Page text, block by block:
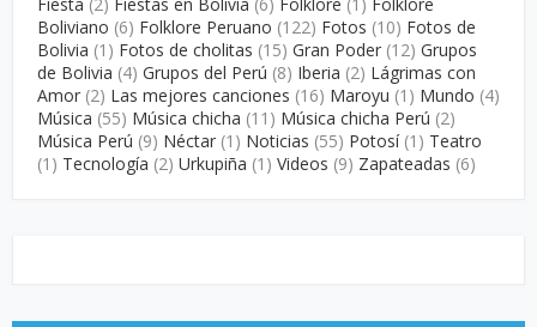
Boliviano (6) Folklore Peruano (122) Fotos (10) Fotos de
Bolivia (1) Fotos de cholitas (15) Gran Poder (12) Grupos
de Bolivia (4) Grupos del Perú (8) Iberia (2) Lágrimas con
Amor (2) Las mejores canciones (16) Maroyu (1) Mundo (4)
Música (55) Música chicha (11) Música chicha Perú (2)
Música Perú (9) Néctar (1) Noticias (55) Potosí (1) Teatro
(1) Tecnología (2) Urkupiña (1) Videos (9) Zapateadas (6)